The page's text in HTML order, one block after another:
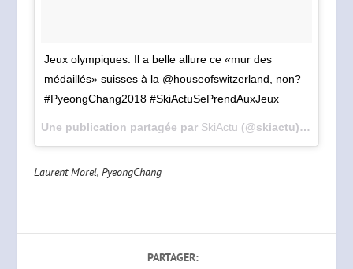
Jeux olympiques: Il a belle allure ce «mur des
médaillés» suisses à la @houseofswitzerland, non?
#PyeongChang2018 #SkiActuSePrendAuxJeux
Une publication partagée par SkiActu (@skiactu) le
Laurent Morel, PyeongChang
PARTAGER: